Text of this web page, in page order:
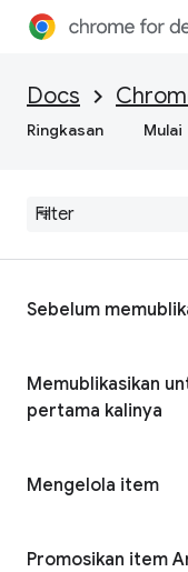
Docs
Ringkasan Mulai
Sebelum
Memublikasikan
pertama kalinya
Mengelola item
Promosikan item